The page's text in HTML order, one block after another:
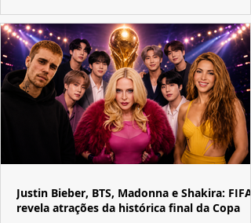
Justin Bieber, BTS, Madonna e Shakira: FIFA
revela atrações da histórica final da Copa